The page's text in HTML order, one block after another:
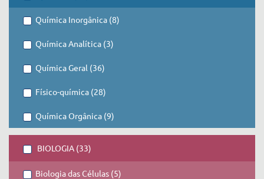
Química Inorgânica (8)
Química Analítica (3)
Química Geral (36)
Físico-química (28)
Química Orgânica (9)
BIOLOGIA (33)
Biologia das Células (5)